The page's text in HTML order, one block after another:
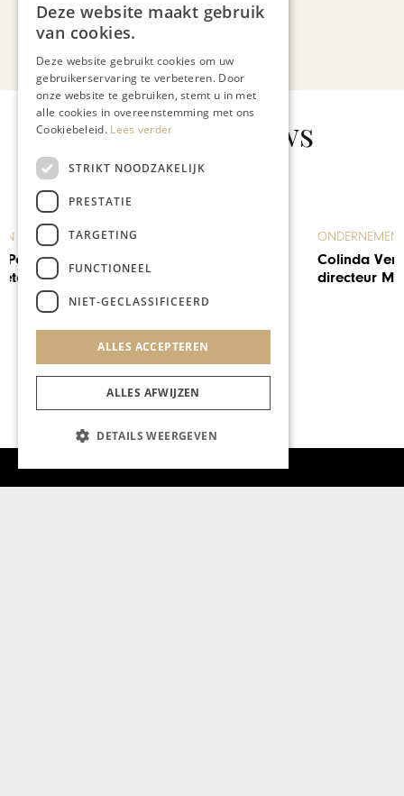
Gerelateerd nieuws
ONDERNEMEN & ECONOMIE
Colinda Vergouwen nieuwe
directeur Munttheater Weert
Deze website maakt gebruik
van cookies.
Deze website gebruikt cookies om uw
gebruikerservaring te verbeteren. Door
onze website te gebruiken, stemt u in met
alle cookies in overeenstemming met ons
Cookiebeleid. Lees verder
STRIKT NOODZAKELIJK
PRESTATIE
TARGETING
FUNCTIONEEL
NIET-GECLASSIFICEERD
ALLES ACCEPTEREN
ALLES AFWIJZEN
DETAILS WEERGEVEN